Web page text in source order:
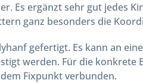
Es ergänzt sehr gut jedes
ganz besonders die
gefertigt. Es kann an
werden. Für die konkrete
Fixpunkt verbunden.